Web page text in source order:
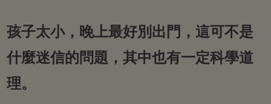
孩子太小，晚上最好別出門，這可不是
什麼迷信的問題，其中也有一定科學道
理。